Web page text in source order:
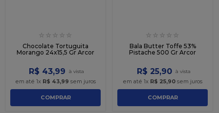
☆ ☆ ☆ ☆ ☆
Chocolate Tortuguita
Morango 24x15,5 Gr Arcor
R$ 43,99
em até 1x R$ 43,99 sem juros
COMPRAR
☆ ☆ ☆ ☆ ☆
Bala Butter Toffe 53%
Pistache 500 Gr Arcor
R$ 25,90
em até 1x R$ 25,90 sem juros
COMPRAR